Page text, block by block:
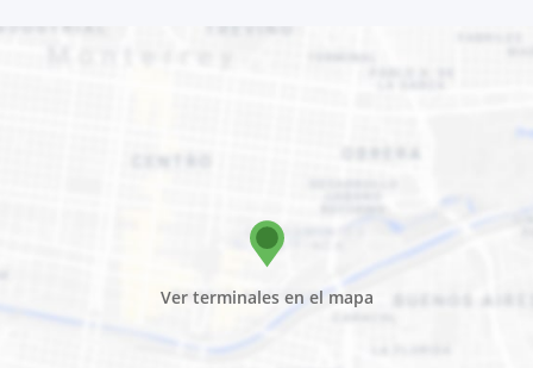
Ver terminales en el mapa